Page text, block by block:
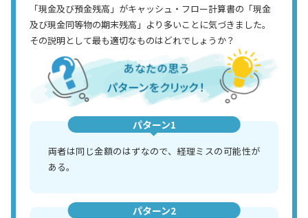
「現金及び預金残高」がキャッシュ・フロー計算書の「現金
及び現金同等物の期末残高」より多いことに気づきました。
その説明として最も適切なものはどれでしょうか？
パターン1
両者は同じ金額のはずなので、経理ミスの可能性が
ある。
パターン2